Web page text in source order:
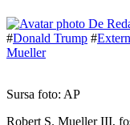
De
#Donald Trump #Extern
Mueller
Sursa foto: AP
Robert S. Mueller III,